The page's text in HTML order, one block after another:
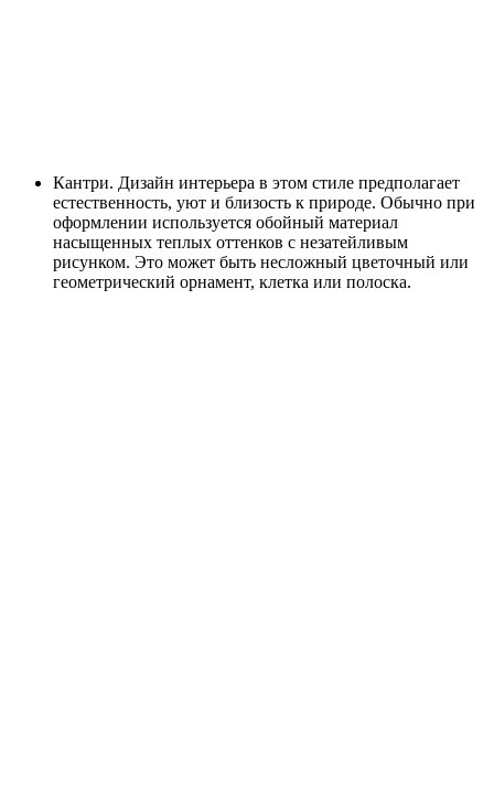
Кантри. Дизайн интерьера в этом стиле предполагает
естественность, уют и близость к природе. Обычно при
оформлении используется обойный материал
насыщенных теплых оттенков с незатейливым
рисунком. Это может быть несложный цветочный или
геометрический орнамент, клетка или полоска.